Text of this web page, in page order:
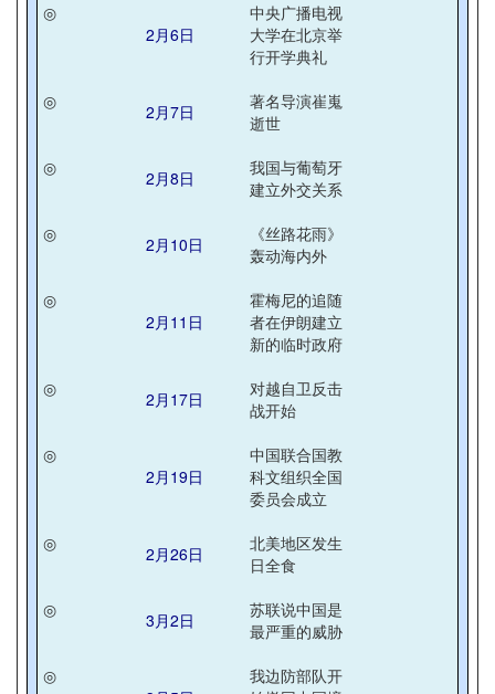
◎
2月6日
中央广播电视
大学在北京举
行开学典礼
◎
2月7日
著名导演崔嵬
逝世
◎
2月8日
我国与葡萄牙
建立外交关系
◎
2月10日
《丝路花雨》
轰动海内外
◎
2月11日
霍梅尼的追随
者在伊朗建立
新的临时政府
◎
2月17日
对越自卫反击
战开始
◎
2月19日
中国联合国教
科文组织全国
委员会成立
◎
2月26日
北美地区发生
日全食
◎
3月2日
苏联说中国是
最严重的威胁
◎
我边防部队开